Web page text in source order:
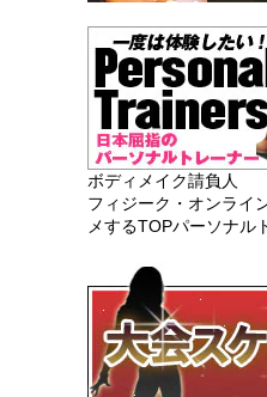
ボディメイク請負人
フィジーク・オンライ
メするTOPパーソナル